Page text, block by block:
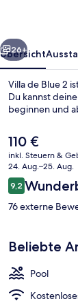
Weiter
26+
Übersicht
Villa de Blue 2
Du kannst
beginnen und
Der
aktuelle
Preis
beträgt
110 €.
110 €
inkl. Steuern &
24. Aug.–25. Aug.
Bewertungen
9,29,2 von 10.
76 externe
Beliebte
Pool